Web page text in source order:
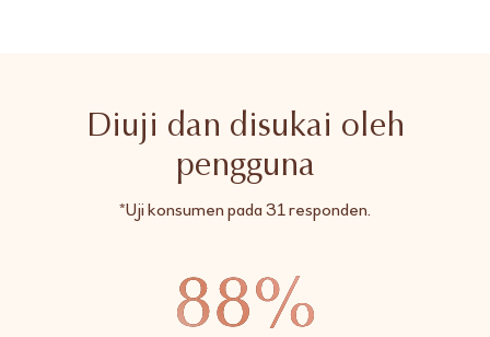
Diuji dan disukai oleh
pengguna
*Uji konsumen pada 31 responden.